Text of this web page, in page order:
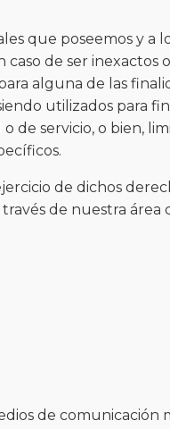
que poseemos y a
de ser inexactos
alguna de las
utilizados para
de servicio, o bien,
de dichos
de nuestra área
de comunicación